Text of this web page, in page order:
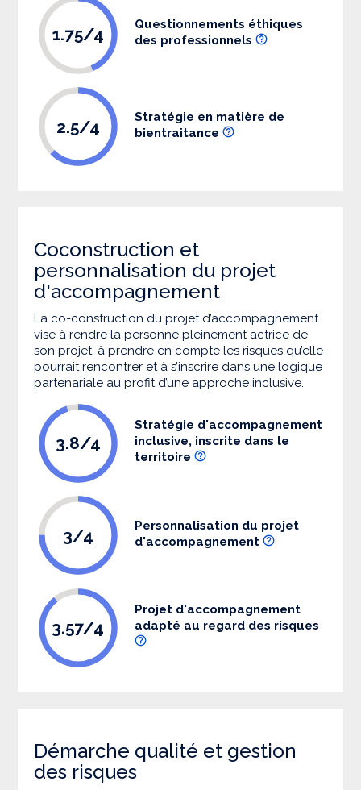
1.75/4
Questionnements éthiques
des professionnels
2.5/4
Stratégie en matière de
bientraitance
Coconstruction et
personnalisation du projet
d'accompagnement
La co-construction du projet d’accompagnement
vise à rendre la personne pleinement actrice de
son projet, à prendre en compte les risques qu’elle
pourrait rencontrer et à s’inscrire dans une logique
partenariale au profit d’une approche inclusive.
3.8/4
Stratégie d'accompagnement
inclusive, inscrite dans le
territoire
3/4
Personnalisation du projet
d'accompagnement
3.57/4
Projet d'accompagnement
adapté au regard des risques
Démarche qualité et gestion
des risques